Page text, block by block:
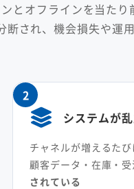
とオフラインを当た
断され、機会損失や運
2
システムが
チャネルが増えるたび
顧客データ・在庫・
されている